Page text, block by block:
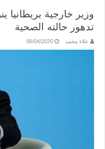
وزير خارجية
تدهور حالته الصحية
علاء محمد 06/04/2020